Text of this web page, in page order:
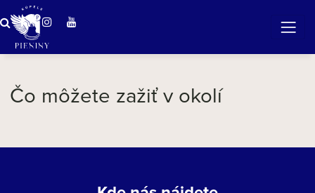
Čo môžete zažiť v okolí